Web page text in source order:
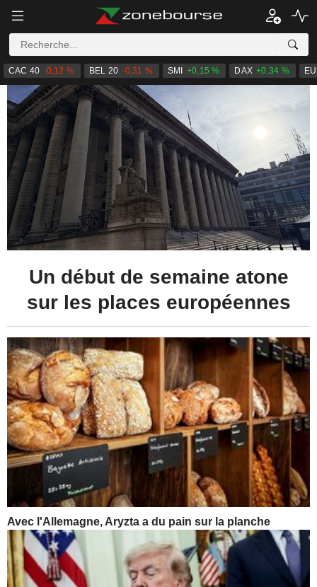
CAC 40 -0,12 % BEL 20 -0,31 % SMI +0,15 % DAX +0,34 %
Avec l'Allemagne, Aryzta a du pain sur la planche
Un début de semaine atone
sur les places européennes